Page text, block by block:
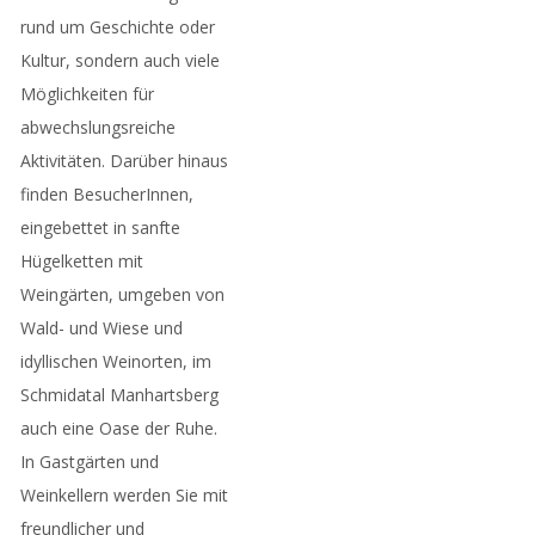
rund um Geschichte oder
Kultur, sondern auch viele
Möglichkeiten für
abwechslungsreiche
Aktivitäten. Darüber hinaus
finden BesucherInnen,
eingebettet in sanfte
Hügelketten mit
Weingärten, umgeben von
Wald- und Wiese und
idyllischen Weinorten, im
Schmidatal Manhartsberg
auch eine Oase der Ruhe.
In Gastgärten und
Weinkellern werden Sie mit
freundlicher und